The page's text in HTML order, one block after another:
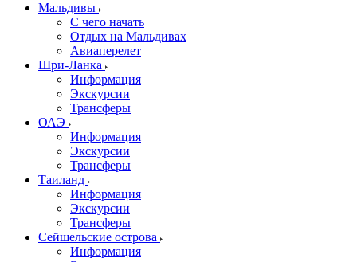
Мальдивы
С чего начать
Отдых на Мальдивах
Авиаперелет
Шри-Ланка
Информация
Экскурсии
Трансферы
ОАЭ
Информация
Экскурсии
Трансферы
Таиланд
Информация
Экскурсии
Трансферы
Сейшельские острова
Информация